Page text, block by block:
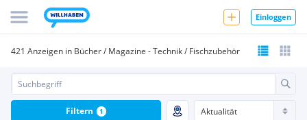
Einloggen
421 Anzeigen in Bücher / Magazine - Technik / Fischzubehör
Filtern 1